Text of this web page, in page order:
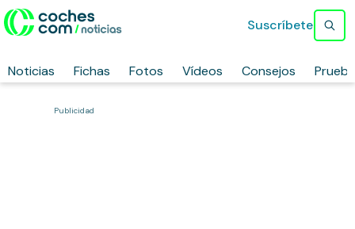
Noticias Fichas Fotos Vídeos Consejos
Suscríbete
Publicidad